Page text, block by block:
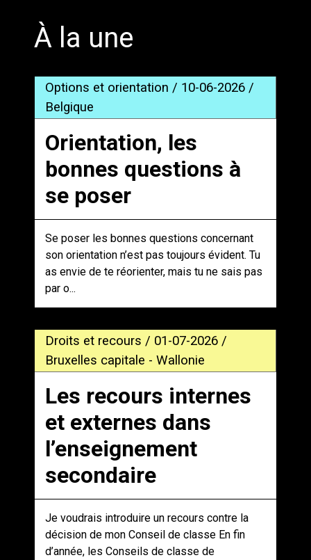
À la une
Options et orientation / 10-06-2026 /
Belgique
Orientation, les
bonnes questions à
se poser
Se poser les bonnes questions concernant
son orientation n’est pas toujours évident. Tu
as envie de te réorienter, mais tu ne sais pas
par o...
Droits et recours / 01-07-2026 /
Bruxelles capitale - Wallonie
Les recours internes
et externes dans
l’enseignement
secondaire
Je voudrais introduire un recours contre la
décision de mon Conseil de classe En fin
d’année, les Conseils de classe de